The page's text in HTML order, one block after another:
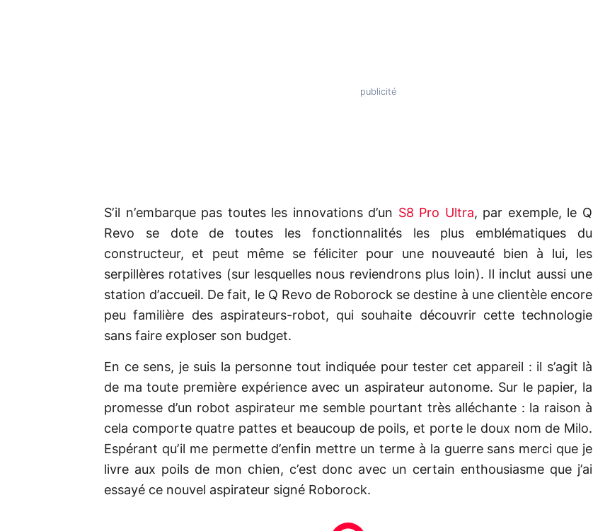
S’il n’embarque pas toutes les innovations d’un S8 Pro Ultra, par exemple, le Q
Revo se dote de toutes les fonctionnalités les plus emblématiques du
constructeur, et peut même se féliciter pour une nouveauté bien à lui, les
serpillères rotatives (sur lesquelles nous reviendrons plus loin). Il inclut aussi une
station d’accueil. De fait, le Q Revo de Roborock se destine à une clientèle encore
peu familière des aspirateurs-robot, qui souhaite découvrir cette technologie
sans faire exploser son budget.
En ce sens, je suis la personne tout indiquée pour tester cet appareil : il s’agit là
de ma toute première expérience avec un aspirateur autonome. Sur le papier, la
promesse d’un robot aspirateur me semble pourtant très alléchante : la raison à
cela comporte quatre pattes et beaucoup de poils, et porte le doux nom de Milo.
Espérant qu’il me permette d’enfin mettre un terme à la guerre sans merci que je
livre aux poils de mon chien, c’est donc avec un certain enthousiasme que j’ai
essayé ce nouvel aspirateur signé Roborock.